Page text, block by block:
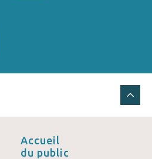
Accueil
du public